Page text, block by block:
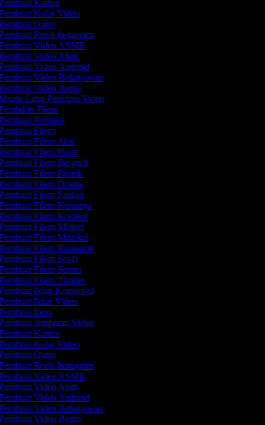
Kartun
Kolaj Video
Outro
Reels Instagram
Video ASMR
Video Alam
Video Android
Video Belanjawan
Video Berita
Latar Pencipta Video
Filem
Animasi
Filem
Filem Aksi
Filem Barat
Filem Biografi
Filem Biopik
Filem Drama
Filem Fantasi
Filem Keluarga
Filem Komedi
Filem Misteri
Filem Muzikal
Filem Romantik
Filem Sci-fi
Filem Seram
Filem Thriller
Iklan Komersial
Iklan Video
Intro
Jemputan Video
Kartun
Kolaj Video
Outro
Reels Instagram
Video ASMR
Video Alam
Video Android
Video Belanjawan
Video Berita